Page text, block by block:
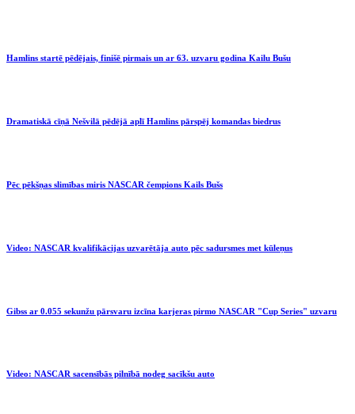
Hamlins startē pēdējais, finišē pirmais un ar 63. uzvaru godina Kailu Bušu
Dramatiskā cīņā Nešvilā pēdējā aplī Hamlins pārspēj komandas biedrus
Pēc pēkšņas slimības miris NASCAR čempions Kails Bušs
Video: NASCAR kvalifikācijas uzvarētāja auto pēc sadursmes met kūleņus
Gibss ar 0.055 sekunžu pārsvaru izcīna karjeras pirmo NASCAR "Cup Series" uzvaru
Video: NASCAR sacensībās pilnībā nodeg sacīkšu auto